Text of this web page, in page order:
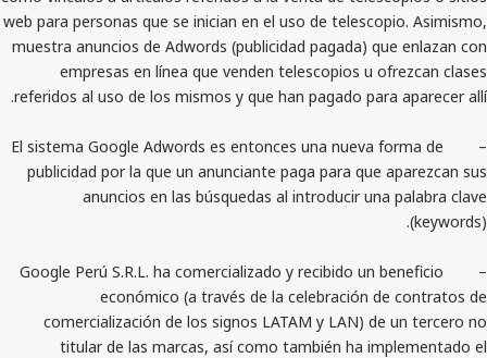
web para personas que se inician en el uso de
muestra anuncios de Adwords (publicidad pagada)
empresas en línea que venden telescopios u
referidos al uso de los mismos y que han pagado
– El sistema Google Adwords es entonces una nueva
publicidad por la que un anunciante paga para que
anuncios en las búsquedas al introducir
– Google Perú S.R.L. ha comercializado y recibido un
económico (a través de la celebración
comercialización de los signos LATAM y LAN)
titular de las marcas, así como también ha